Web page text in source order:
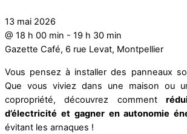
13 mai 2026
@ 18 h 00 min - 19 h 30 min
Gazette Café, 6 rue Levat, Montpellier
Vous pensez à installer des panneaux
Que vous viviez dans une maison ou
copropriété, découvrez comment
d’électricité et gagner en autonomie
évitant les arnaques !